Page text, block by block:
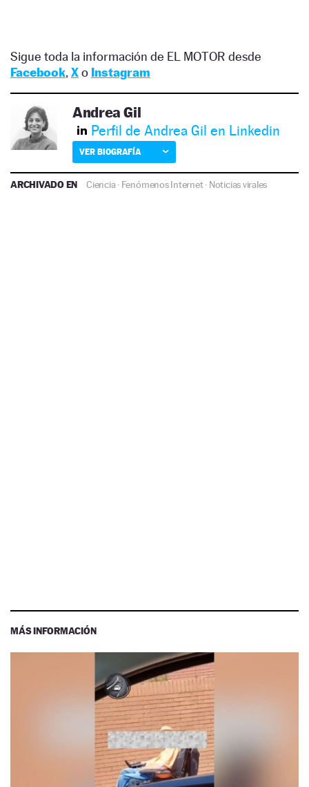
Sigue toda la información de EL MOTOR desde
Facebook, Xo Instagram
Andrea Gil
Perfil de Andrea Gil en Linkedin
VER BIOGRAFÍA
ARCHIVADO EN Ciencia· Fenómenos Internet· Noticias virales
MÁS INFORMACIÓN